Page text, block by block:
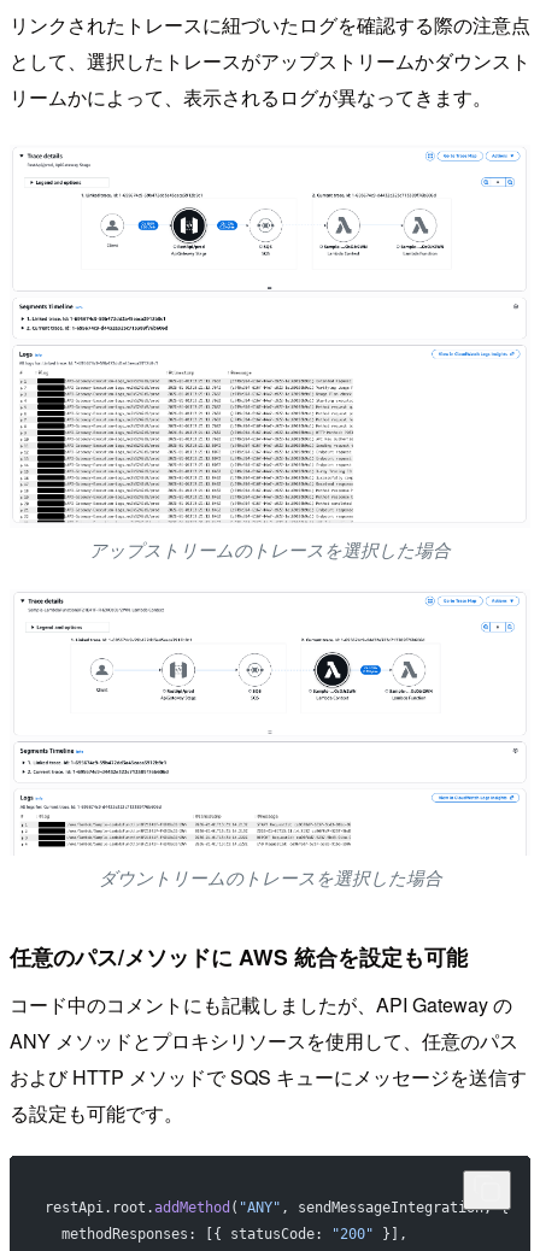
リンクされたトレースに紐づいたログを確認する際の注意点
として、選択したトレースがアップストリームかダウンスト
リームかによって、表示されるログが異なってきます。
アップストリームのトレースを選択した場合
ダウントリームのトレースを選択した場合
任意のパス/メソッドに AWS 統合を設定も可能
コード中のコメントにも記載しましたが、API Gateway の
ANY メソッドとプロキシリソースを使用して、任意のパス
および HTTP メソッドで SQS キューにメッセージを送信す
る設定も可能です。
restApi.root.addMethod ( "ANY" , sendMessageIntegration, {
  methodResponses: [{ statusCode:
"200" }],